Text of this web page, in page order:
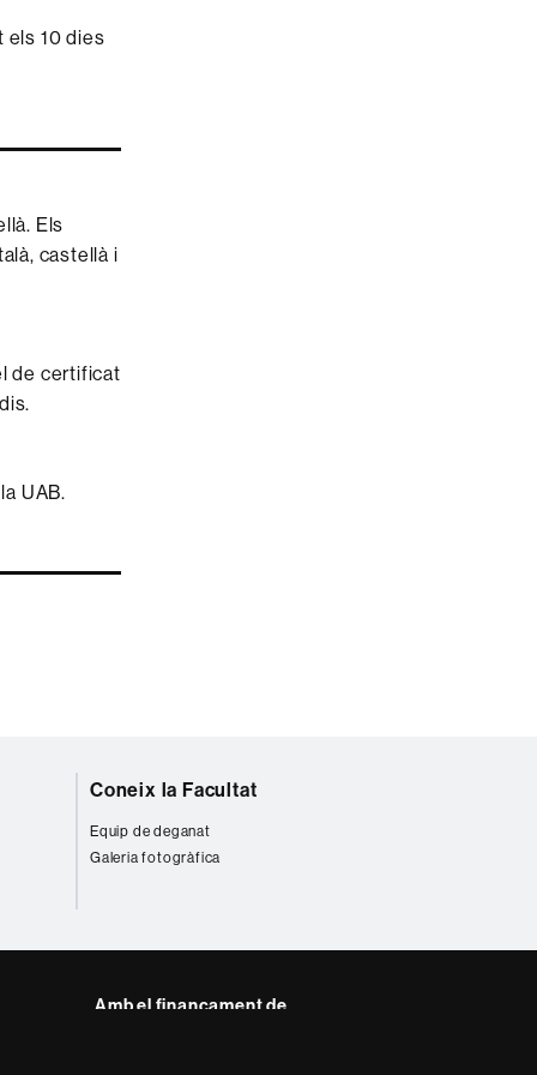
els 10 dies
Els
castellà i
de certificat
UAB.
Coneix la Facultat
Equip de deganat
Galeria fotogràfica
Amb el finançament de